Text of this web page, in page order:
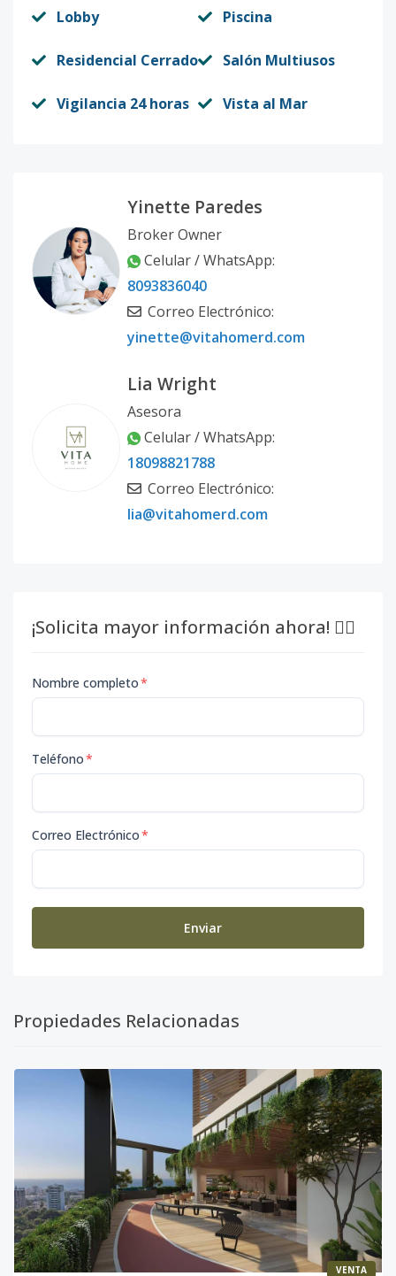
Lobby Piscina
Residencial Cerrado Salón Multiusos
Vigilancia 24 horas Vista al Mar
Yinette Paredes
Broker Owner
Celular / WhatsApp:
8093836040
Correo Electrónico:
yinette@vitahomerd.com
Lia Wright
Asesora
Celular / WhatsApp:
18098821788
Correo Electrónico:
lia@vitahomerd.com
¡Solicita mayor información ahora! 👇🏽
Nombre completo*
Teléfono*
Correo Electrónico*
Enviar
Propiedades Relacionadas
VENTA